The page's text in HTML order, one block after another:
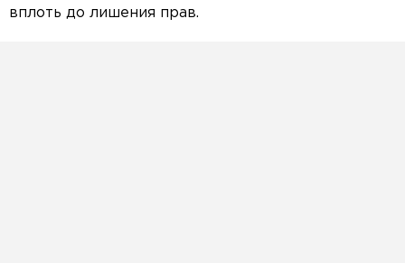
вплоть до лишения прав.